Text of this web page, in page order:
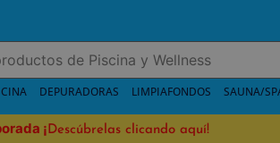
DEPURADORAS LIMPIAFONDOS SAUNA/
¡ Descúbrelas clicando aquí!